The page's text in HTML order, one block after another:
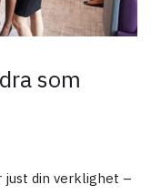
som
just din verklighet –